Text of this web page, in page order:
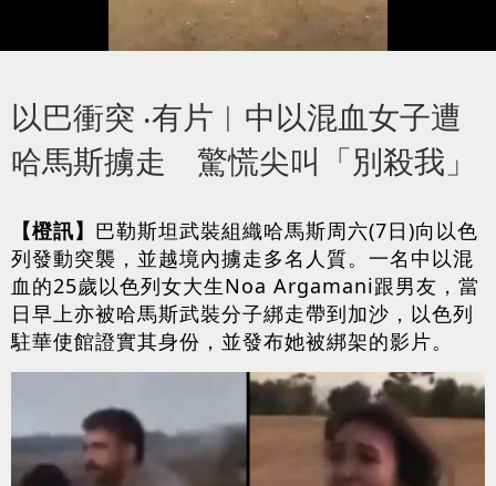
以巴衝突 ‧有片︱中以混血女子遭
哈馬斯擄走 驚慌尖叫「別殺我」
【橙訊】 巴勒斯坦武裝組織哈馬斯周六(7日)向以色
列發動突襲，並越境內擄走多名人質。一名中以混
血的25歲以色列女大生Noa Argamani跟男友，當
日早上亦被哈馬斯武裝分子綁走帶到加沙，以色列
駐華使館證實其身份，並發布她被綁架的影片。